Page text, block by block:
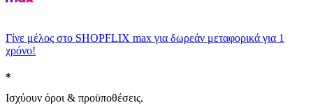
Γίνε μέλος στο SHOPFLIX max για δωρεάν μεταφορικά για 1
χρόνο!
Ισχύουν όροι & προϋποθέσεις.